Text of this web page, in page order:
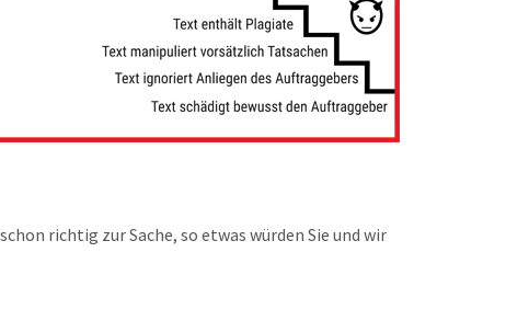
richtig zur Sache, so etwas würden Sie und wir